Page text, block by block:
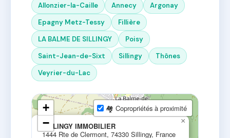
Allonzier-la-Caille Annecy
Argonay
Epagny Metz-Tessy
Fillière
LA BALME DE SILLINGY
Poisy
Saint-Jean-de-Sixt
Sillingy
Thônes
Veyrier-du-Lac
SILLINGY IMMOBILIER
1444 Rte de Clermont, 74330 Sillingy, France
×
+
−
🏘 Copropriétés à proximité